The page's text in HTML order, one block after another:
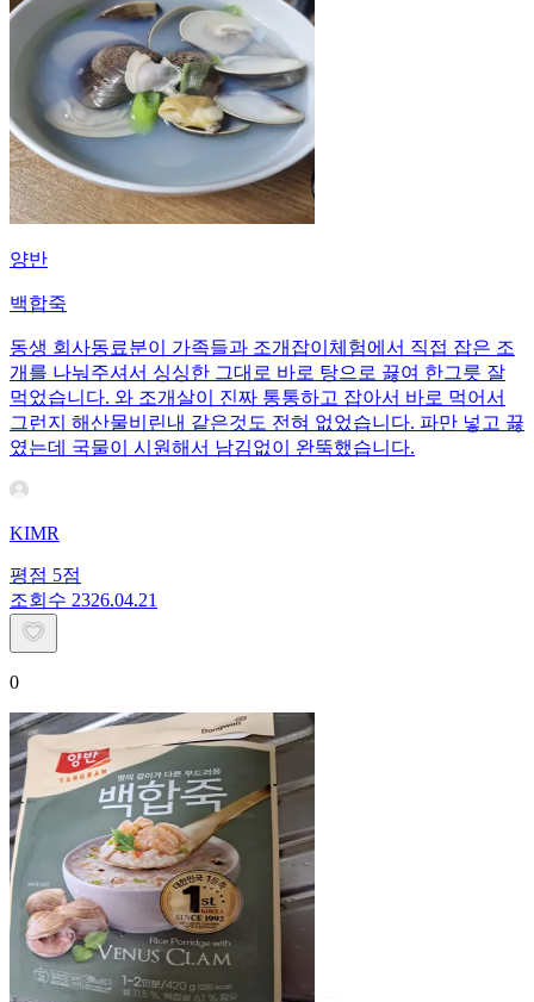
양반
백합죽
동생 회사동료분이 가족들과 조개잡이체험에서 직접 잡은 조
개를 나눠주셔서 싱싱한 그대로 바로 탕으로 끓여 한그릇 잘
먹었습니다. 와 조개살이 진짜 통통하고 잡아서 바로 먹어서
그런지 해산물비린내 같은것도 전혀 없었습니다. 파만 넣고 끓
였는데 국물이 시원해서 남김없이 완뚝했습니다.
KIMR
평점 5점
조회수 2326.04.21
0